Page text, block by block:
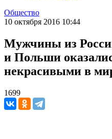
Общество
10 октября 2016 10:44
Мужчины из
и Польши
некрасивыми в
1699